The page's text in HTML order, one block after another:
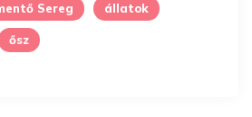
Sereg állatok
ősz